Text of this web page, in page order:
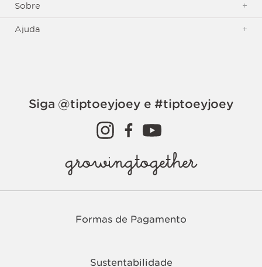
Sobre +
Ajuda +
Siga @tiptoeyjoey e #tiptoeyjoey
growingtogether
Formas de Pagamento
Sustentabilidade